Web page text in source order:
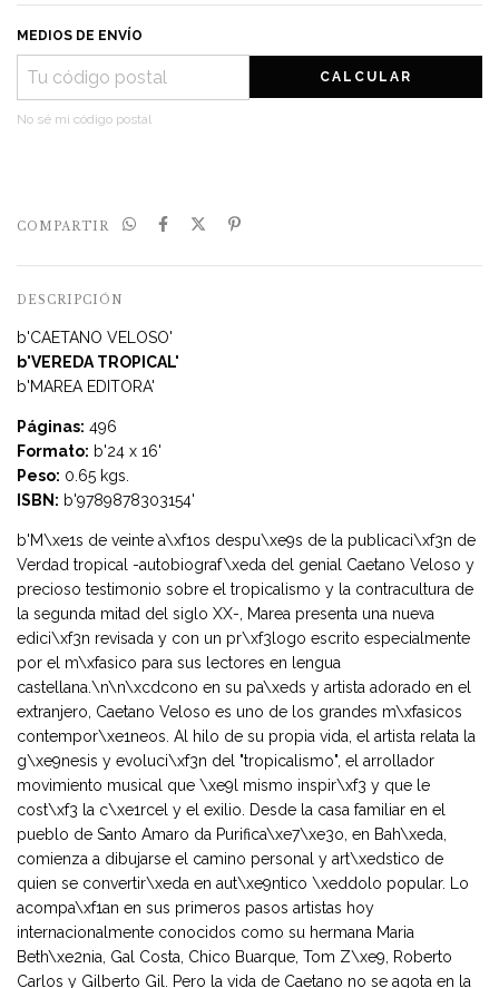
MEDIOS DE ENVÍO
CALCULAR
No sé mi código postal
COMPARTIR
DESCRIPCIÓN
b'CAETANO VELOSO'
b'VEREDA TROPICAL'
b'MAREA EDITORA'
Páginas: 496
Formato: b'24 x 16'
Peso: 0.65 kgs.
ISBN: b'9789878303154'
b'M\xe1s de veinte a\xf1os despu\xe9s de la publicaci\xf3n de
Verdad tropical -autobiograf\xeda del genial Caetano Veloso y
precioso testimonio sobre el tropicalismo y la contracultura de
la segunda mitad del siglo XX-, Marea presenta una nueva
edici\xf3n revisada y con un pr\xf3logo escrito especialmente
por el m\xfasico para sus lectores en lengua
castellana.\n\n\xcdcono en su pa\xeds y artista adorado en el
extranjero, Caetano Veloso es uno de los grandes m\xfasicos
contempor\xe1neos. Al hilo de su propia vida, el artista relata la
g\xe9nesis y evoluci\xf3n del "tropicalismo", el arrollador
movimiento musical que \xe9l mismo inspir\xf3 y que le
cost\xf3 la c\xe1rcel y el exilio. Desde la casa familiar en el
pueblo de Santo Amaro da Purifica\xe7\xe3o, en Bah\xeda,
comienza a dibujarse el camino personal y art\xedstico de
quien se convertir\xeda en aut\xe9ntico \xeddolo popular. Lo
acompa\xf1an en sus primeros pasos artistas hoy
internacionalmente conocidos como su hermana Maria
Beth\xe2nia, Gal Costa, Chico Buarque, Tom Z\xe9, Roberto
Carlos y Gilberto Gil. Pero la vida de Caetano no se agota en la